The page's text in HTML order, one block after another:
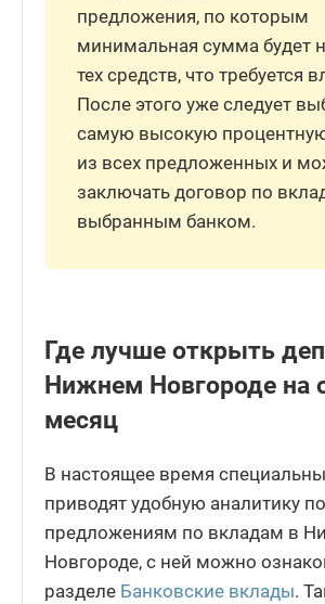
предложения, по которым
минимальная сумма будет
тех средств, что требуется
После этого уже следует
самую высокую
из всех предложенных и
заключать договор по
выбранным банком.
Где лучше открыть
Нижнем Новгороде на
месяц
В настоящее время
приводят удобную аналитику по
предложениям по вкладам в
Новгороде, с ней можно
разделе Банковские вклады.